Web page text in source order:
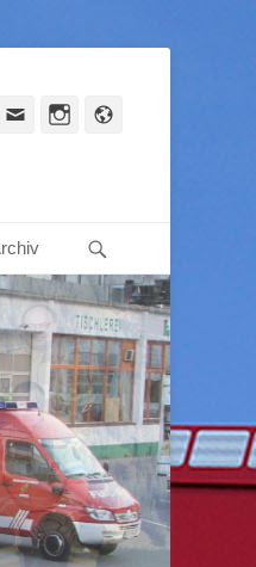
Email Instagram